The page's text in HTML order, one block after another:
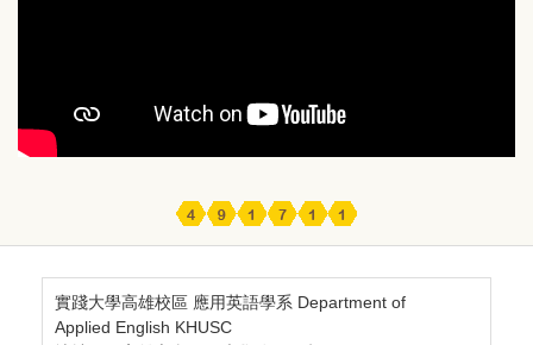
實踐大學高雄校區 應用英語學系 Department of
Applied English KHUSC